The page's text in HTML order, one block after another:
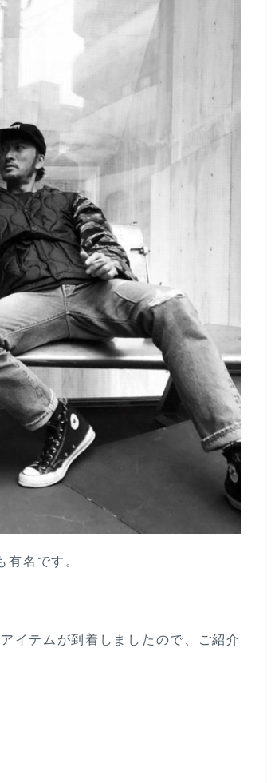
有名です。
イテムが到着しましたので、ご紹介